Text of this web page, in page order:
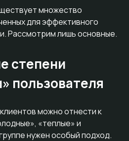
множество
для эффективного
Рассмотрим лишь основные.
степени
пользователя
можно отнести к
«теплые» и
нужен особый подход.